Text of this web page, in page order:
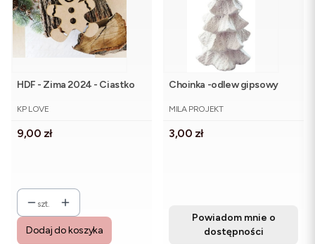
HDF - Zima 2024 - Ciastko
PRODUCENT
KP LOVE
Cena
9,00 zł
szt.
Dodaj do koszyka
Choinka -odlew gipsowy
PRODUCENT
MILA PROJEKT
Cena
3,00 zł
Powiadom mnie o
dostępności